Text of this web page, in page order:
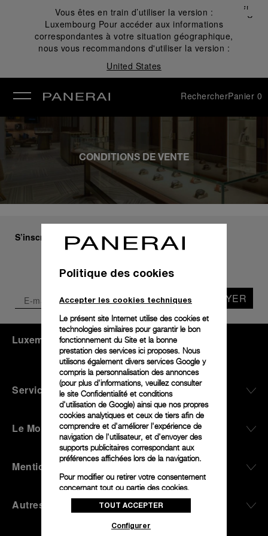
Vous êtes en train d’utiliser la version :
Luxembourg Pour accéder aux informations
correspondantes à votre situation géographique,
nous vous recommandons d'utiliser la version :
United States
Fermer
✕
RechercherPanier 0
CONDITIONS DE VENTE
S’inscrire à notre newsletter
ENVOYER
Luxembourg(EUR €)- FR
Service Client
Le Monde De Panerai
Mentions Légales
Autres
Politique des cookies
Accepter les cookies techniques
Le présent site Internet utilise des cookies et
technologies similaires pour garantir le bon
fonctionnement du Site et la bonne
prestation des services ici proposes. Nous
utilisons également divers services Google y
compris la personnalisation des annonces
(pour plus d'informations, veuillez consulter
le site Confidentialité et conditions
d'utilisation de Google) ainsi que nos propres
cookies analytiques et ceux de tiers afin de
comprendre et d'améliorer l'expérience de
navigation de l'utilisateur, et d'envoyer des
supports publicitaires correspondant aux
préférences affichées lors de la navigation.
Pour modifier ou retirer votre consentement
concernant tout ou partie des cookies,
cliquez sur « Configurer » ou consultez notre
politique des cookiespour obtenir plus
TOUT ACCEPTER
Configurer